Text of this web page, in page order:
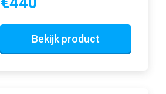
Bekijk product